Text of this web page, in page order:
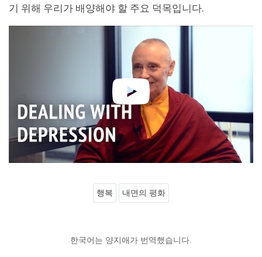
기 위해 우리가 배양해야 할 주요 덕목입니다.
행복 내면의 평화
한국어는 양지애가 번역했습니다.